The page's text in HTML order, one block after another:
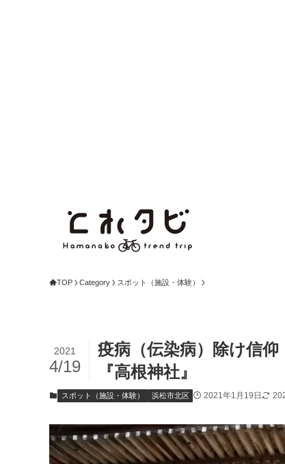
TOP Category スポット（施設・体験）
疫病（伝染病）除け信
『高根神社』
2021
4/19
スポット（施設・体験） 浜松市北区 2021年1月19日